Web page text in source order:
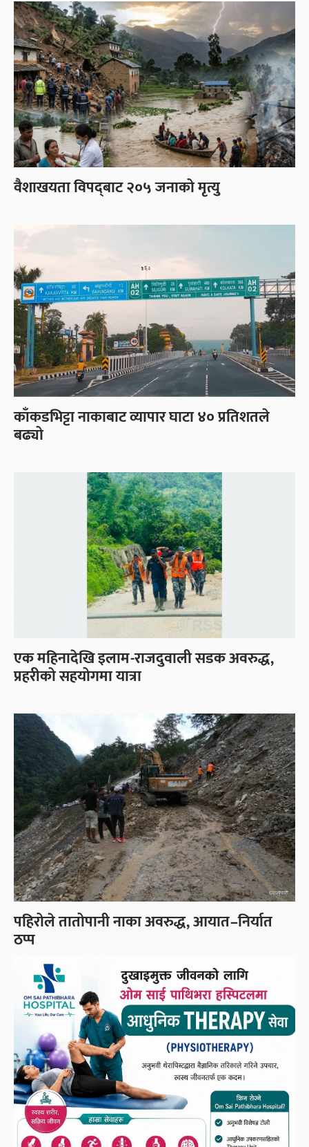
वैशाखयता विपद्‌बाट २०५ जनाको मृत्यु
काँकडभिट्टा नाकाबाट व्यापार घाटा ४० प्रतिशतले
बढ्यो
एक महिनादेखि इलाम-राजदुवाली सडक अवरुद्ध,
प्रहरीको सहयोगमा यात्रा
पहिरोले तातोपानी नाका अवरुद्ध, आयात–निर्यात
ठप्प